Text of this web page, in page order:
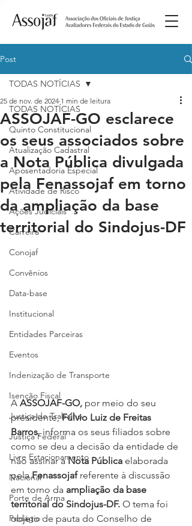
Post
TODAS NOTÍCIAS
Quinto Constitucional
Atualização Cadastral
Aposentadoria Especial
Atividade de Risco
Ações Judiciais
Carreira
Conojaf
Convênios
Data-base
Institucional
Entidades Parceiras
Eventos
Indenização de Transporte
Isenção Fiscal
Justiça do Trabalho
Justiça Federal
Livre Estacionamento
Nacional
Porte de Arma
Pedágio
TODAS NOTÍCIAS
ASSOJAF-GO esclarece
os seus associados sobre
a Nota Pública divulgada
pela Fenassojaf em torno
da ampliação da base
territorial do Sindojus-DF
25 de nov. de 2024 1 min de leitura
A ASSOJAF-GO, por meio do seu
presidente, Fúlvio Luiz de Freitas
Barros, informa os seus filiados sobre
como se deu a decisão da entidade de
não assinar a Nota Pública elaborada
pela Fenassojaf referente à discussão
em torno da ampliação da base
territorial do Sindojus-DF. O tema foi
objeto de pauta do Conselho de